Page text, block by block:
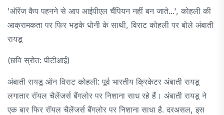
'ऑरेंज कैप पहनने से आप आईपीएल चैंपियन नहीं बन जाते...', कोहली की
आक्रामकता पर फिर भड़के धोनी के साथी, विराट कोहली पर बोले अंबाती
रायडू
(छवि स्रोत: पीटीआई)
अंबाती रायडू ऑन विराट कोहली: पूर्व भारतीय क्रिकेटर अंबाती रायडू
लगातार रॉयल चैलेंजर्स बैंगलोर पर निशाना साध रहे हैं। अंबाती रायडू ने
एक बार फिर रॉयल चैलेंजर्स बैंगलोर पर निशाना साधा है. दरअसल, इस